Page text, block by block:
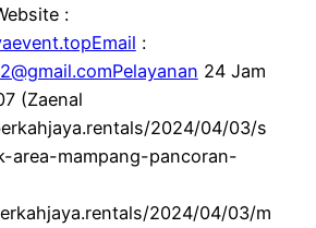
:
:
24 Jam
(Zaenal
2024/04/03/s
area-mampang-pancoran-
2024/04/03/m